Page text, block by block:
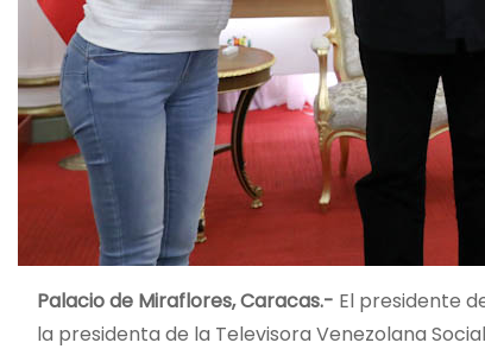
Palacio de Miraflores, Caracas.- El presidente
la presidenta de la Televisora Venezolana